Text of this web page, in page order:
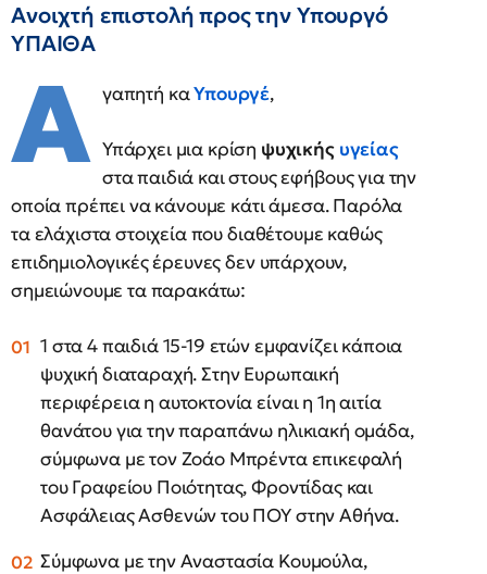
Ανοιχτή επιστολή προς την Υπουργό
ΥΠΑΙΘΑ
Α γαπητή καΥπουργέ,
Υπάρχει μια κρίση ψυχικής υγείας
στα παιδιά και στους εφήβους για την
οποία πρέπει να κάνουμε κάτι άμεσα. Παρόλα
τα ελάχιστα στοιχεία που διαθέτουμε καθώς
επιδημιολογικές έρευνες δεν υπάρχουν,
σημειώνουμε τα παρακάτω:
1 στα 4 παιδιά 15-19 ετών εμφανίζει κάποια
ψυχική διαταραχή. Στην Ευρωπαική
περιφέρεια η αυτοκτονία είναι η 1η αιτία
θανάτου για την παραπάνω ηλικιακή ομάδα,
σύμφωνα με τον Ζοάο Μπρέντα επικεφαλή
του Γραφείου Ποιότητας, Φροντίδας και
Ασφάλειας Ασθενών του ΠΟΥ στην Αθήνα.
Σύμφωνα με την Αναστασία Κουμούλα,